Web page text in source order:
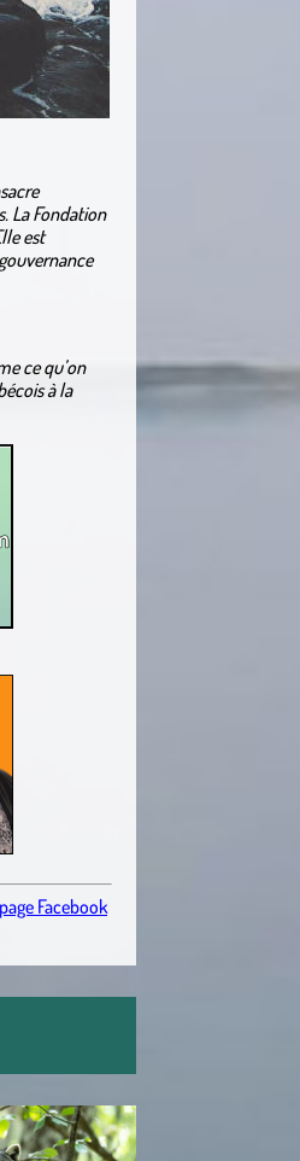
La Fondation
est
ce qu’on
à la
page Facebook